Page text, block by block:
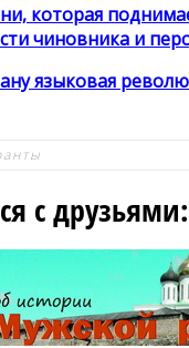
которая
чиновника и
языковая
с друзьями: